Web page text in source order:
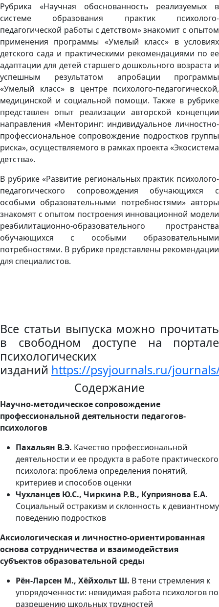
Рубрика «Научная обоснованность реализуемых в
системе образования практик психолого-
педагогической работы с детством» знакомит с опытом
применения программы «Умелый класс» в условиях
детского сада и практическими рекомендациями по ее
адаптации для детей старшего дошкольного возраста и
успешным результатом апробации программы
«Умелый класс» в центре психолого-педагогической,
медицинской и социальной помощи. Также в рубрике
представлен опыт реализации авторской концепции
направления «Менторинг: индивидуальное личностно-
профессиональное сопровождение подростков группы
риска», осуществляемого в рамках проекта «Экосистема
детства».
В рубрике «Развитие региональных практик психолого-
педагогического сопровождения обучающихся с
особыми образовательными потребностями» авторы
знакомят с опытом построения инновационной модели
реабилитационно-образовательного пространства
обучающихся с особыми образовательными
потребностями. В рубрике представлены рекомендации
для специалистов.
Дополнительная информация
Все статьи выпуска можно прочитать
в свободном доступе на портале
психологических
изданий https://psyjournals.ru/
Содержание
Научно-методическое сопровождение
профессиональной деятельности педагогов-
психологов
Пахальян В.Э. Качество профессиональной
деятельности и ее продукта в работе практического
психолога: проблема определения понятий,
критериев и способов оценки
Чухланцев Ю.С., Чиркина Р.В., Куприянова Е.А.
Социальный остракизм и склонность к девиантному
поведению подростков
Аксиологическая и личностно-ориентированная
основа сотрудничества и взаимодействия
субъектов образовательной среды
Рён-Ларсен М., Хёйхольт Ш. В тени стремления к
упорядоченности: невидимая работа психологов по
разрешению школьных трудностей